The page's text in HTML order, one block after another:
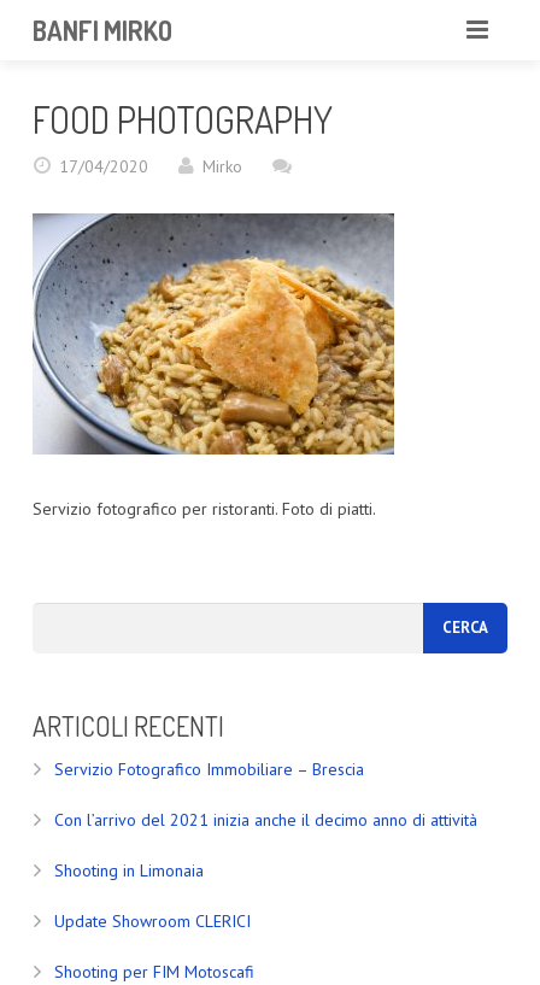
BANFI MIRKO
PORTFOLIO
SERVIZI
NEWS
CONTATTAMI
FOOD PHOTOGRAPHY
17/04/2020 Mirko
Servizio fotografico per ristoranti. Foto di piatti.
ARTICOLI RECENTI
Servizio Fotografico Immobiliare – Brescia
Con l’arrivo del 2021 inizia anche il decimo anno di attività
Shooting in Limonaia
Update Showroom CLERICI
Shooting per FIM Motoscafi